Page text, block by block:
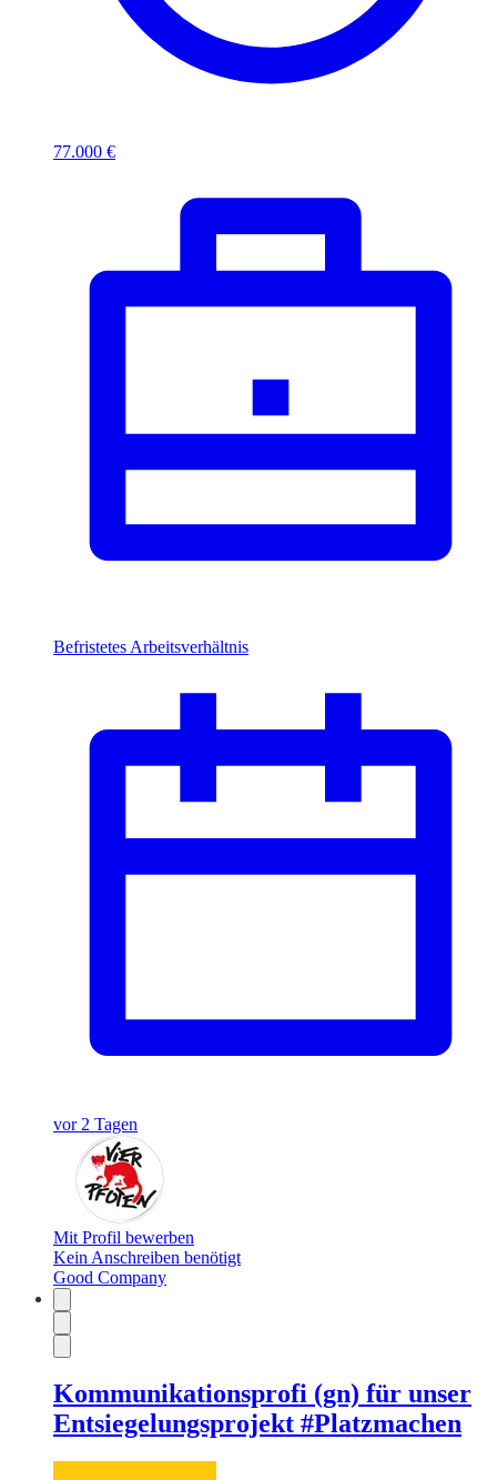
77.000 €
Befristetes Arbeitsverhältnis
vor 2 Tagen
Mit Profil bewerben
Kein Anschreiben benötigt
Good Company
Kommunikationsprofi (gn) für unser
Entsiegelungsprojekt #Platzmachen